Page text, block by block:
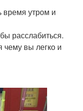
время утром и
расслабиться.
чему вы легко и